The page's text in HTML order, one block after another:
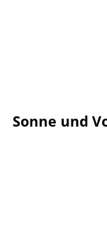
Sonne und